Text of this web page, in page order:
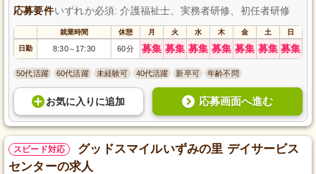
応募要件いずれか必須: 介護福祉士、実務者研修、初任者研修
就業時間 休憩 月 火 水 木 金 土 日
日勤 8:30～ 17:30 60分 募集 募集 募集 募集 募集 募集 募集
50代活躍 60代活躍 未経験可 40代活躍 新卒可 年齢不問
お気に入り に追加 応募画面へ進む
スピード対応
グッドスマイルいずみの里 デイサービス
センターの求人